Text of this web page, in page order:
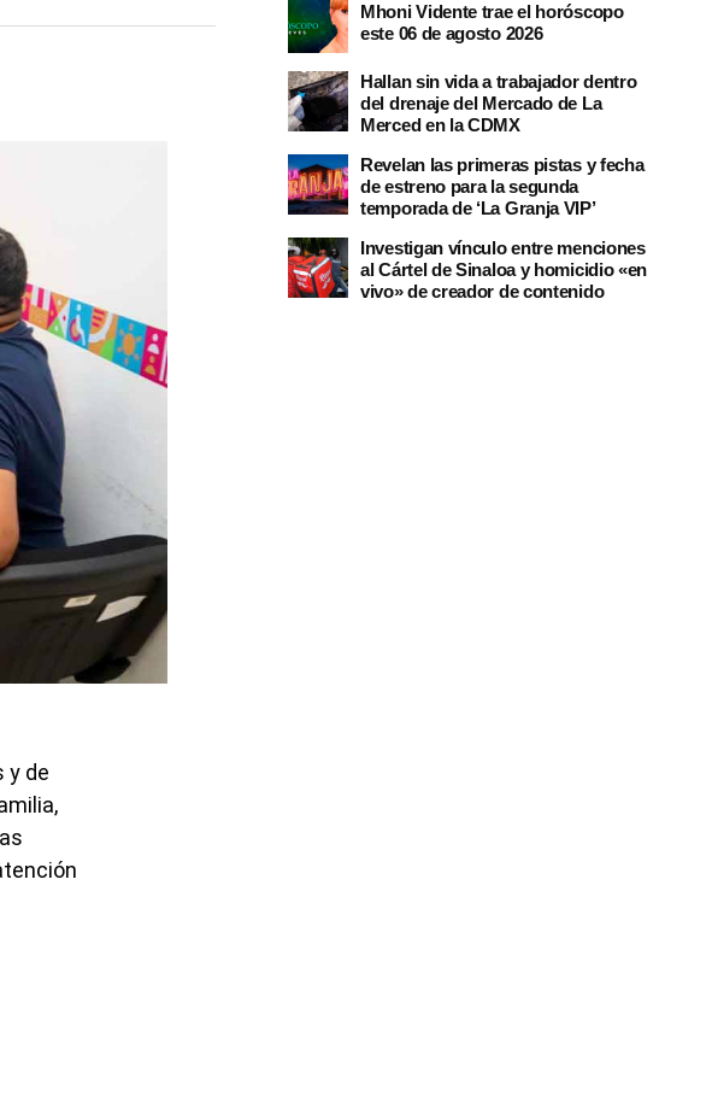
y de
Mhoni Vidente trae el horóscopo
este 06 de agosto 2026
Hallan sin vida a trabajador dentro
del drenaje del Mercado de La
Merced en la CDMX
Revelan las primeras pistas y fecha
de estreno para la segunda
temporada de ‘La Granja VIP’
Investigan vínculo entre menciones
al Cártel de Sinaloa y homicidio «en
vivo» de creador de contenido